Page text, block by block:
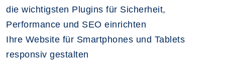
die wichtigsten Plugins für Sicherheit,
Performance und SEO einrichten
Ihre Website für Smartphones und Tablets
responsiv gestalten